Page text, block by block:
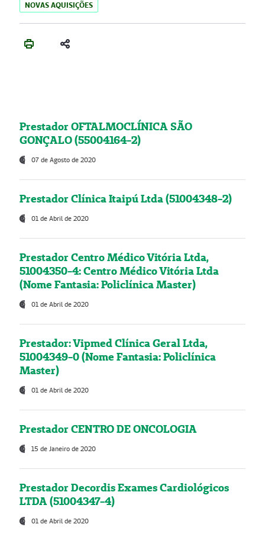
NOVAS AQUISIÇÕES
Prestador OFTALMOCLÍNICA SÃO
GONÇALO (55004164-2)
07 de Agosto de 2020
Prestador Clínica Itaipú Ltda (51004348-2)
01 de Abril de 2020
Prestador Centro Médico Vitória Ltda,
51004350-4: Centro Médico Vitória Ltda
(Nome Fantasia: Policlínica Master)
01 de Abril de 2020
Prestador: Vipmed Clínica Geral Ltda,
51004349-0 (Nome Fantasia: Policlínica
Master)
01 de Abril de 2020
Prestador CENTRO DE ONCOLOGIA
15 de Janeiro de 2020
Prestador Decordis Exames Cardiológicos
LTDA (51004347-4)
01 de Abril de 2020